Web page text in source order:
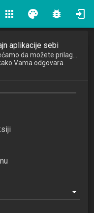
apps palette bug_report
sustava 2.0
informacijskih
aplikacije sebi
Vama odgovara.